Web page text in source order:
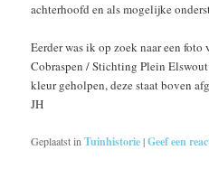
achterhoofd en als mogelijke
Eerder was ik op zoek naar een
Cobraspen / Stichting Plein
kleur geholpen, deze staat boven
JH
Geplaatst inTuinhistorie|Geef een